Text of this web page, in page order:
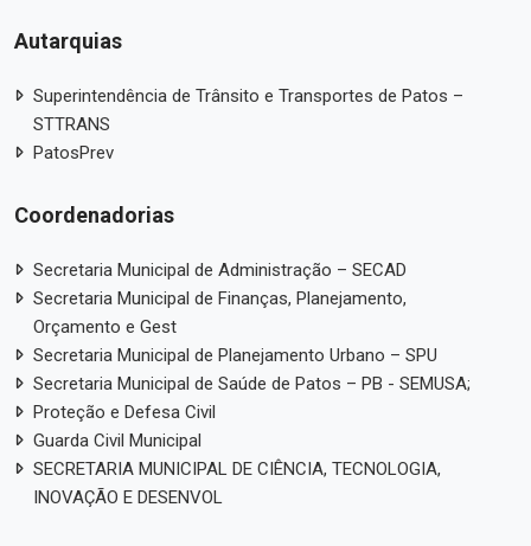
Autarquias
Superintendência de Trânsito e Transportes de Patos –
STTRANS
PatosPrev
Coordenadorias
Secretaria Municipal de Administração – SECAD
Secretaria Municipal de Finanças, Planejamento,
Orçamento e Gest
Secretaria Municipal de Planejamento Urbano – SPU
Secretaria Municipal de Saúde de Patos – PB - SEMUSA;
Proteção e Defesa Civil
Guarda Civil Municipal
SECRETARIA MUNICIPAL DE CIÊNCIA, TECNOLOGIA,
INOVAÇÃO E DESENVOL